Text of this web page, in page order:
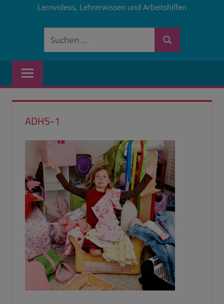
Lernvideos, Lehrerwissen und Arbeitshilfen
Suchen
Suchen
ADHS-1